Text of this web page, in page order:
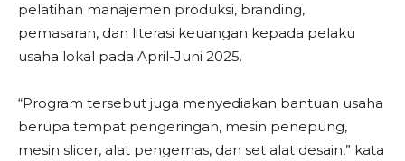
pelatihan manajemen produksi, branding,
pemasaran, dan literasi keuangan kepada pelaku
usaha lokal pada April-Juni 2025.
“Program tersebut juga menyediakan bantuan usaha
berupa tempat pengeringan, mesin penepung,
mesin slicer, alat pengemas, dan set alat desain,” kata